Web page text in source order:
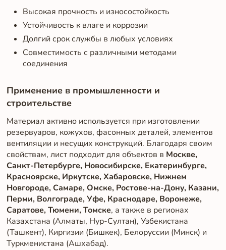
Высокая прочность и износостойкость
Устойчивость к влаге и коррозии
Долгий срок службы в любых условиях
Совместимость с различными методами
соединения
Применение в промышленности и
строительстве
Материал активно используется при изготовлении
резервуаров, кожухов, фасонных деталей, элементов
вентиляции и несущих конструкций. Благодаря своим
свойствам, лист подходит для объектов в Москве,
Санкт-Петербурге, Новосибирске, Екатеринбурге,
Красноярске, Иркутске, Хабаровске, Нижнем
Новгороде, Самаре, Омске, Ростове-на-Дону, Казани,
Перми, Волгограде, Уфе, Краснодаре, Воронеже,
Саратове, Тюмени, Томске, а также в регионах
Казахстана (Алматы, Нур-Султан), Узбекистана
(Ташкент), Киргизии (Бишкек), Белоруссии (Минск) и
Туркменистана (Ашхабад).